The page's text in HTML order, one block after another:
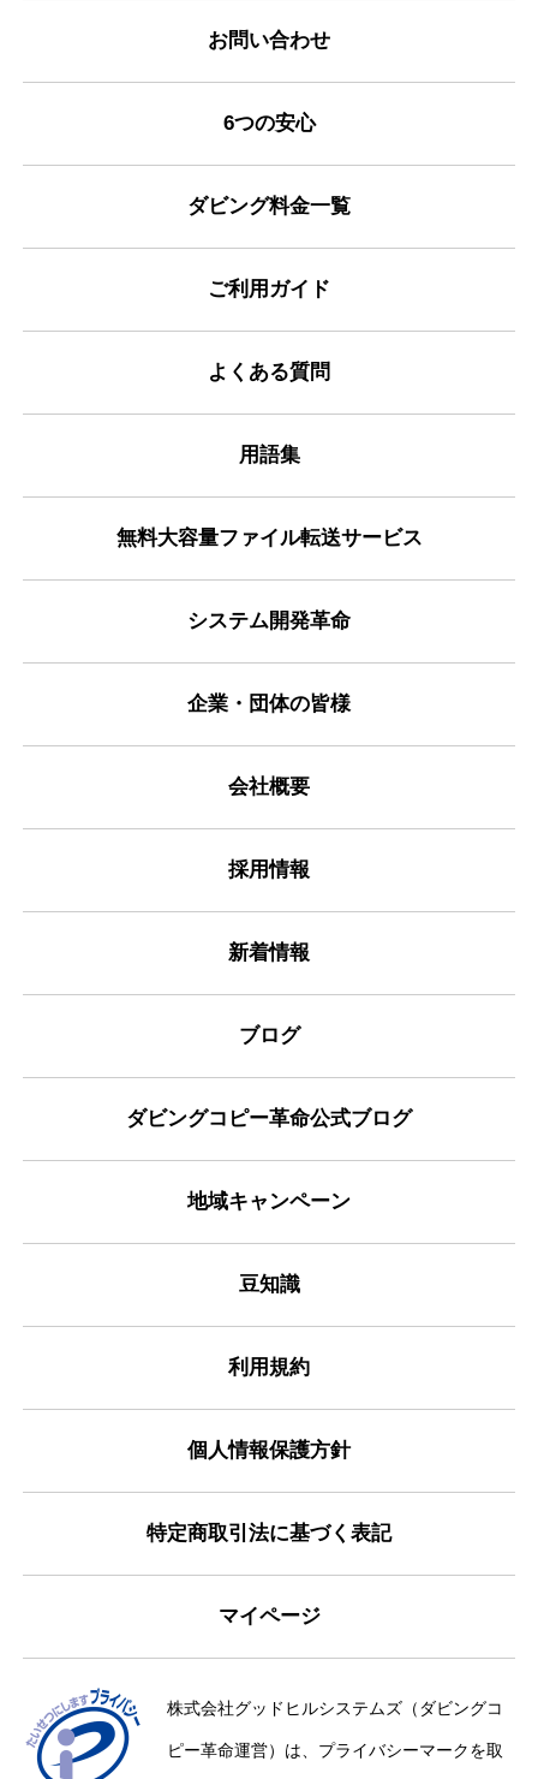
お問い合わせ
6つの安心
ダビング料金一覧
ご利用ガイド
よくある質問
用語集
無料大容量ファイル転送サービス
システム開発革命
企業・団体の皆様
会社概要
採用情報
新着情報
ブログ
ダビングコピー革命公式ブログ
地域キャンペーン
豆知識
利用規約
個人情報保護方針
特定商取引法に基づく表記
マイページ
株式会社グッドヒルシステムズ（ダビングコ
ピー革命運営）は、プライバシーマークを取